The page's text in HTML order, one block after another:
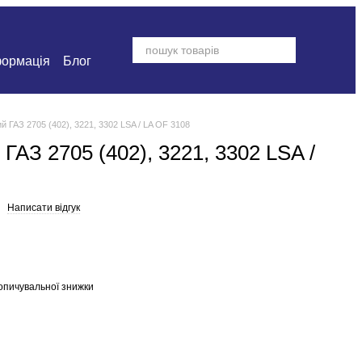
Блог
ГАЗ 2705 (402), 3221, 3302 LSA / LA OF 3108
2705 (402), 3221, 3302 LSA /
Написати відгук
знижки